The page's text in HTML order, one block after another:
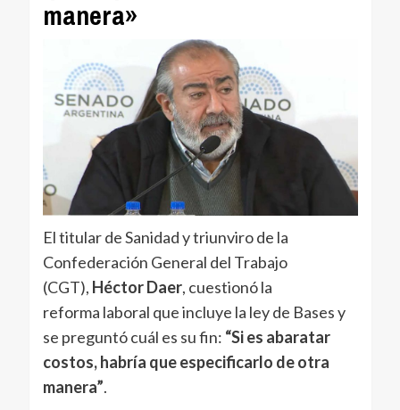
manera»
El titular de Sanidad y triunviro de la
Confederación General del Trabajo
(CGT), Héctor Daer, cuestionó la
reforma laboral que incluye la ley de Bases y
se preguntó cuál es su fin: “Si es abaratar
costos, habría que especificarlo de otra
manera”.